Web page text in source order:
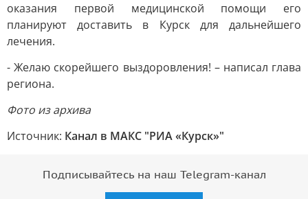
оказания первой медицинской помощи его
планируют доставить в Курск для дальнейшего
лечения.
- Желаю скорейшего выздоровления! – написал глава
региона.
Фото из архива
Источник: Канал в МАКС "РИА «Курск»"
Подписывайтесь на наш Telegram-канал